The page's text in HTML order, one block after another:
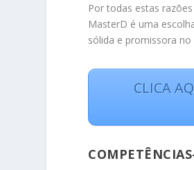
Por todas estas
MasterD é uma
sólida e promissora no
CLICA